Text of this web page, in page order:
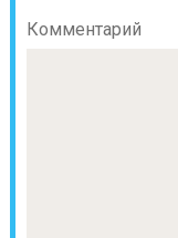
Комментарий